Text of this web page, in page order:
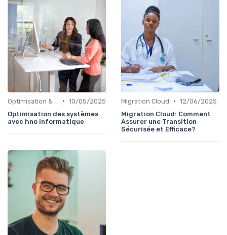
• 10/05/2025
Optimisation des systèmes
avec hno informatique
Migration Cloud • 12/06/2025
Migration Cloud: Comment
Assurer une Transition
Sécurisée et Efficace?